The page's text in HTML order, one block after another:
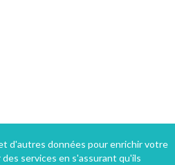
d'autres données pour enrichir votre
services en s'assurant qu'ils